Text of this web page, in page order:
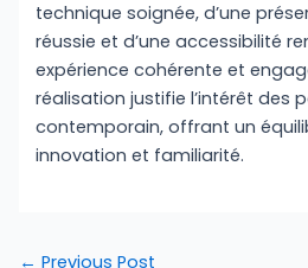
technique soignée, d’une
réussie et d’une accessibilité
expérience cohérente et
réalisation justifie l’intérêt des
contemporain, offrant un
innovation et familiarité.
← Previous Post